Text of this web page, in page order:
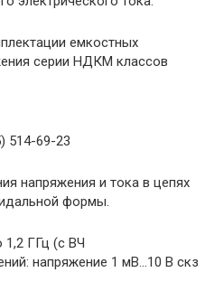
емкостных
серии НДКМ классов
514-69-23
напряжения и тока в цепях
формы.
1,2 ГГц (с ВЧ
напряжение 1 мВ…10 В скз